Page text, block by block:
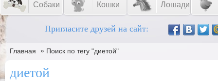
Собаки Кошки Лошади
Пригласите друзей на сайт:
Главная » Поиск по тегу "диетой"
диетой